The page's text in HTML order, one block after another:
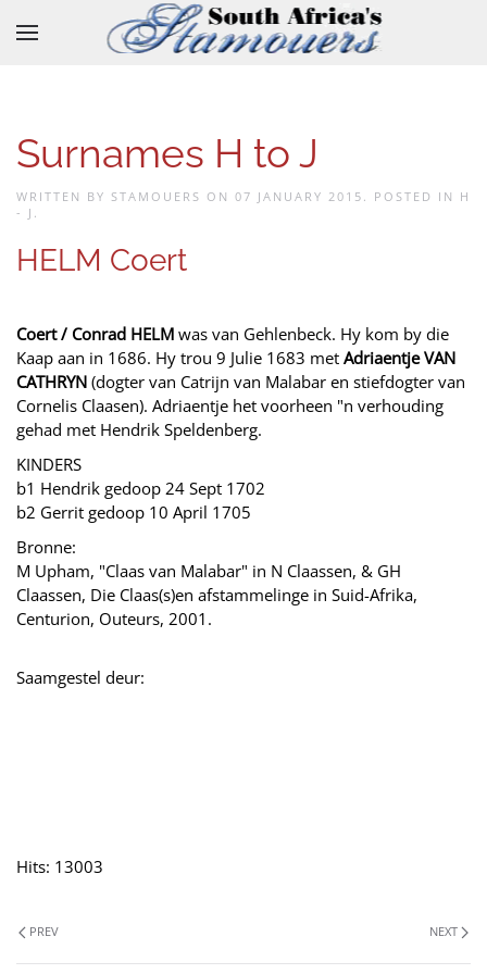
Skip to main content
Surnames H to J
WRITTEN BY STAMOUERS ON 07 JANUARY 2015 . POSTED IN H
- J .
HELM Coert
Coert / Conrad HELM was van Gehlenbeck. Hy kom by die
Kaap aan in 1686. Hy trou 9 Julie 1683 met Adriaentje VAN
CATHRYN (dogter van Catrijn van Malabar en stiefdogter van
Cornelis Claasen). Adriaentje het voorheen "n verhouding
gehad met Hendrik Speldenberg.
KINDERS
b1 Hendrik gedoop 24 Sept 1702
b2 Gerrit gedoop 10 April 1705
Bronne:
M Upham, "Claas van Malabar" in N Claassen, & GH
Claassen, Die Claas(s)en afstammelinge in Suid-Afrika,
Centurion, Outeurs, 2001.
Saamgestel deur:
Hits: 13003
PREV NEXT